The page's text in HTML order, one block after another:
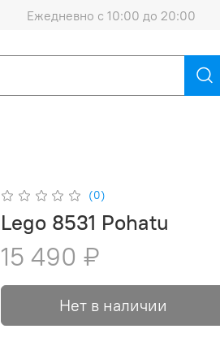
Ежедневно с 10:00 до 20:00
(0)
Lego 8531 Pohatu
15 490 ₽
Нет в наличии